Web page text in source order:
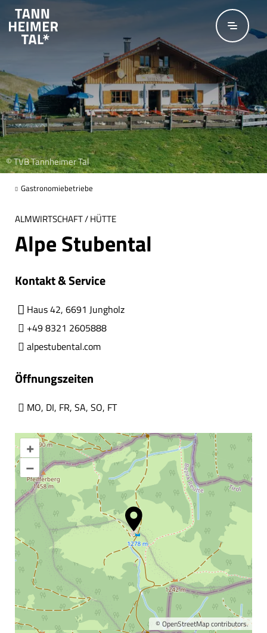
Zum Hauptinhalt springen
© TVB Tannheimer Tal
Gastronomiebetriebe
ALMWIRTSCHAFT / HÜTTE
Alpe Stubental
Kontakt & Service
Haus 42, 6691 Jungholz
+49 8321 2605888
alpestubental.com
Öffnungszeiten
MO, DI, FR, SA, SO, FT
+
–
© OpenStreetMapcontributors.